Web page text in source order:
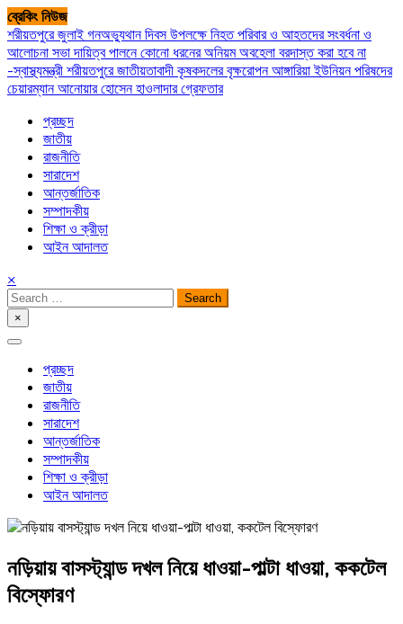
Skip
to
content
ব্রেকিং নিউজ
শরীয়তপুরে জুলাই গনঅভ্যুথান দিবস উপলক্ষে নিহত পরিবার ও আহতদের সংবর্ধনা ও
আলোচনা সভাদায়িত্ব পালনে কোনো ধরনের অনিয়ম অবহেলা বরদাস্ত করা হবে না
-স্বাস্থ্যমন্ত্রী শরীয়তপুরে জাতীয়তাবাদী কৃষকদলের বৃক্ষরোপনআঙ্গারিয়া ইউনিয়ন পরিষদের
চেয়ারম্যান আনোয়ার হোসেন হাওলাদার গ্রেফতার
প্রচ্ছদ
জাতীয়
রাজনীতি
সারাদেশ
আন্তর্জাতিক
সম্পাদকীয়
শিক্ষা ও ক্রীড়া
আইন আদালত
×
Search
for:
×
প্রচ্ছদ
জাতীয়
রাজনীতি
সারাদেশ
আন্তর্জাতিক
সম্পাদকীয়
শিক্ষা ও ক্রীড়া
আইন আদালত
নড়িয়ায় বাসস্ট্যান্ড দখল নিয়ে ধাওয়া-পাল্টা ধাওয়া, ককটেল
বিস্ফোরণ